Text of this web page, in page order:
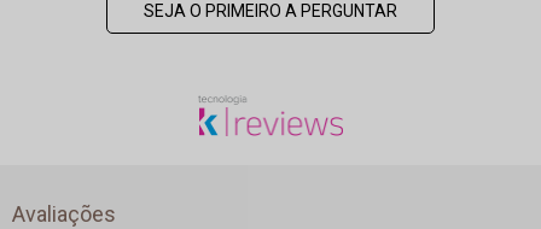
SEJA O PRIMEIRO A PERGUNTAR
Avaliações